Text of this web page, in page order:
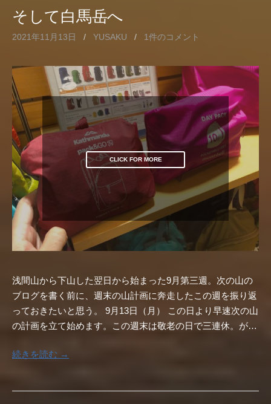
そして白馬岳へ
2021年11月13日 / YUSAKU / 1件のコメント
CLICK FOR MORE
浅間山から下山した翌日から始まった9月第三週。次の山の
ブログを書く前に、週末の山計画に奔走したこの週を振り返
っておきたいと思う。 9月13日（月） この日より早速次の山
の計画を立て始めます。この週末は敬老の日で三連休。が…
続きを読む →